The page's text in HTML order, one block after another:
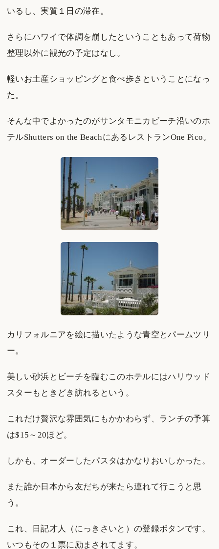
いるし、実質１日の滞在。
さらにハワイで体調を崩したということもあって荷物
整理以外に観光の予定はなし。
軽いお土産ショッピングと食べ歩きということになっ
た。
そんな中でよかったのがサンタモニカビーチ沿いのホ
テルShutters on the BeachにあるレストランOne Pico。
カリフォルニアを絵に描いたような青空とパームツリ
ー。
美しい砂浜とビーチを臨むこのホテルにはハリウッド
スターもときどき訪れるという。
これだけ贅沢な雰囲気にもかかわらず、ランチの予算
は$15～20ほど。
しかも、オーダーしたパスタはかなりおいしかった。
また誰か日本から友だちが来たら連れて行こうと思
う。
これ、日記才人（にっきさいと）の登録ボタンです。
いつもその１票に励まされてます。